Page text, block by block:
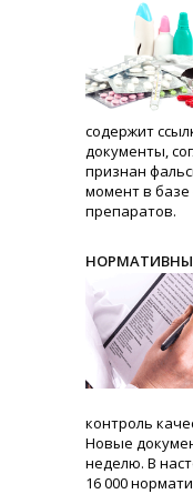
содержит
документы,
признан
момент в базе
препаратов.
контроль
Новые
неделю. В
16 000